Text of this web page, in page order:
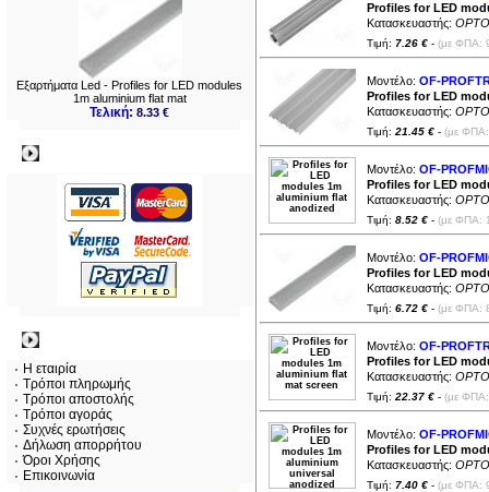
Εξαρτήματα Led - Profiles for LED modules
1m aluminium flat mat
Τελική:8.33 €
Η εταιρία
Τρόποι πληρωμής
Τρόποι αποστολής
Τρόποι αγοράς
Συχνές ερωτήσεις
Δήλωση απορρήτου
Όροι Χρήσης
Επικοινωνία
Profiles for LED
Κατασκευαστής:
Τιμή: 7.26 € - (με ΦΠΑ:
Μοντέλο: OF-
Profiles for LED
Κατασκευαστής:
Τιμή: 21.45 € - (με
Μοντέλο: OF-
Profiles for LED
Κατασκευαστής:
Τιμή: 8.52 € - (με ΦΠΑ:
Μοντέλο: OF-
Profiles for LED
Κατασκευαστής:
Τιμή: 6.72 € - (με ΦΠΑ:
Μοντέλο: OF-
Profiles for LED
Κατασκευαστής:
Τιμή: 22.37 € - (με
Μοντέλο: OF-
Profiles for LED
Κατασκευαστής:
Τιμή: 7.40 € - (με ΦΠΑ: